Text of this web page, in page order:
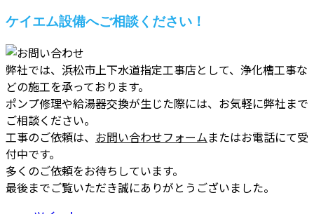
ケイエム設備へご相談ください！
弊社では、浜松市上下水道指定工事店として、浄化槽工事な
どの施工を承っております。
ポンプ修理や給湯器交換が生じた際には、お気軽に弊社まで
ご相談ください。
工事のご依頼は、 お問い合わせフォームまたはお電話にて受
付中です。
多くのご依頼をお待ちしています。
最後までご覧いただき誠にありがとうございました。